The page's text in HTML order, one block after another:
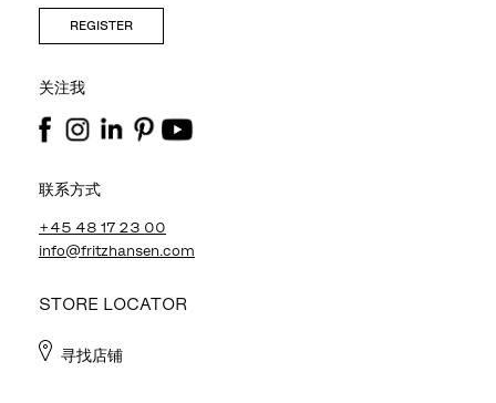
REGISTER
关注我
联系方式
+45 48 17 23 00
info@fritzhansen.com
STORE LOCATOR
寻找店铺